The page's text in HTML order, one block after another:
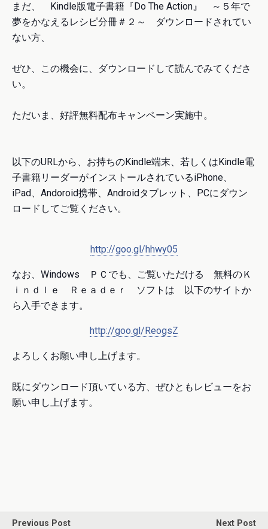
まだ、 Kindle版電子書籍『Do The Action』 ～５年で
夢をかなえるレシピ分冊＃２～ ダウンロードされてい
ない方、
ぜひ、この機会に、ダウンロードして読んでみてくださ
い。
ただいま、好評無料配布キャンペーン実施中。
以下のURLから、お持ちのKindle端末、若しくはKindle電
子書籍リーダーがインストールされているiPhone、
iPad、Andoroid携帯、Androidタブレット、PCにダウン
ロードしてご覧ください。
http://goo.gl/hhwy05
なお、Windows ＰＣでも、ご覧いただける 無料のＫ
ｉｎｄｌｅ Ｒｅａｄｅｒ ソフトは 以下のサイトか
ら入手できます。
http://goo.gl/ReogsZ
よろしくお願い申し上げます。
既にダウンロード頂いている方、ぜひともレビューをお
願い申し上げます。
Previous Post
Next Post